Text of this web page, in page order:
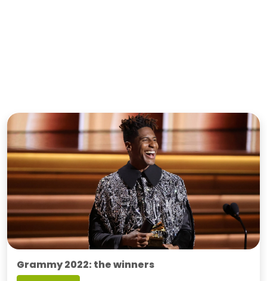
Grammy 2022: the winners